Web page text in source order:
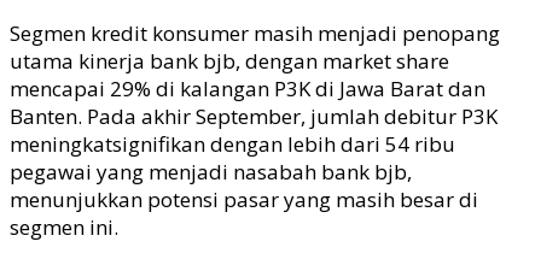
Segmen kredit konsumer masih menjadi penopang
utama kinerja bank bjb, dengan market share
mencapai 29% di kalangan P3K di Jawa Barat dan
Banten. Pada akhir September, jumlah debitur P3K
meningkatsignifikan dengan lebih dari 54 ribu
pegawai yang menjadi nasabah bank bjb,
menunjukkan potensi pasar yang masih besar di
segmen ini.